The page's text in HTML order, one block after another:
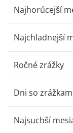
Najhorúcejší
Najchladnejší
Ročné zrážky
Dni so
Najsuchší